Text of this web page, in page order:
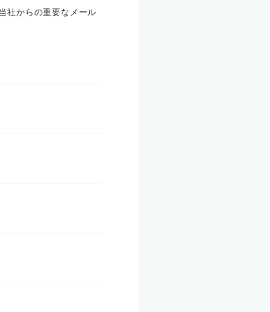
社からの重要なメール